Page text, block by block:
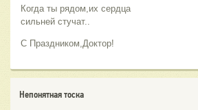
Когда ты рядом,их сердца
сильней стучат..
С Праздником,Доктор!
Непонятная тоска